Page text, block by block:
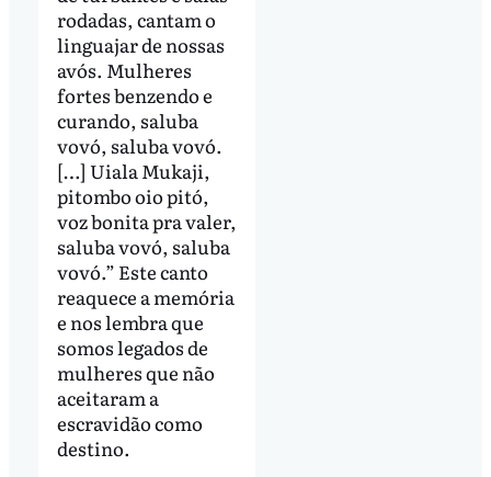
rodadas, cantam o
linguajar de nossas
avós. Mulheres
fortes benzendo e
curando, saluba
vovó, saluba vovó.
[…] Uiala Mukaji,
pitombo oio pitó,
voz bonita pra valer,
saluba vovó, saluba
vovó.” Este canto
reaquece a memória
e nos lembra que
somos legados de
mulheres que não
aceitaram a
escravidão como
destino.